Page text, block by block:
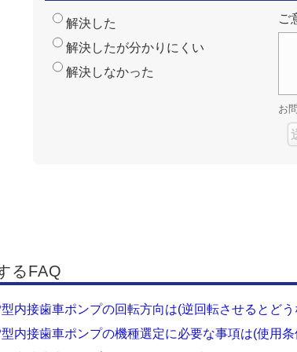
解決した
解決したが分かりにくい
解決しなかった
ご
お
るFAQ
内接歯車ポンプの回転方向は(逆回転させるとどう
内接歯車ポンプの機種選定に必要な事項は(使用条